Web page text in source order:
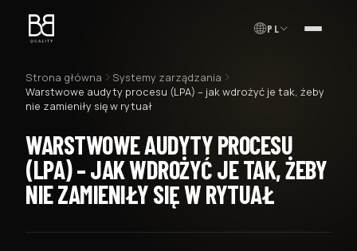
PL MENU
Strona główna
Systemy zarządzania
Warstwowe audyty procesu (LPA) – jak wdrożyć je tak, żeby
nie zamieniły się w rytuał
WARSTWOWE AUDYTY PROCESU
(LPA) – JAK WDROŻYĆ JE TAK, ŻEBY
NIE ZAMIENIŁY SIĘ W RYTUAŁ